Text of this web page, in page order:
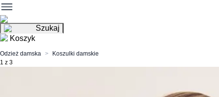
Szukaj
Koszyk
Odzież damska
Koszulki damskie
1 z 3